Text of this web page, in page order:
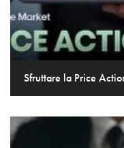
Sfruttare la Price